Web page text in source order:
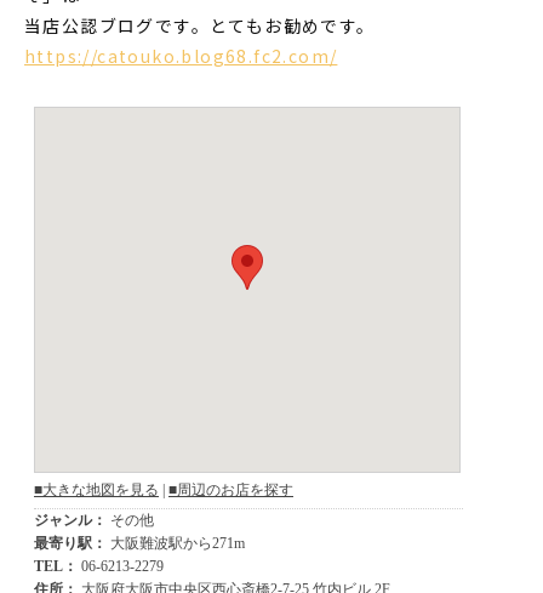
当店公認ブログです。とてもお勧めです。
https://catouko.blog68.fc2.com/